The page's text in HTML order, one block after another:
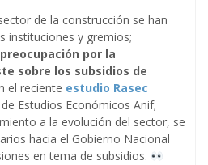
de la construcción se han
instituciones y gremios;
por la
sobre los subsidios de
el reciente estudio Rasec
Estudios Económicos Anif;
a la evolución del sector, se
hacia el Gobierno Nacional
en tema de subsidios.